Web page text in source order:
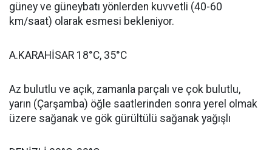
güney ve güneybatı yönlerden kuvvetli (40-60
km/saat) olarak esmesi bekleniyor.
A.KARAHİSAR 18°C, 35°C
Az bulutlu ve açık, zamanla parçalı ve çok bulutlu,
yarın (Çarşamba) öğle saatlerinden sonra yerel olmak
üzere sağanak ve gök gürültülü sağanak yağışlı